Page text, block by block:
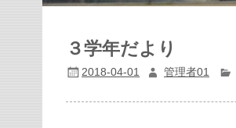
３学年だより
2018-04-01 管理者01